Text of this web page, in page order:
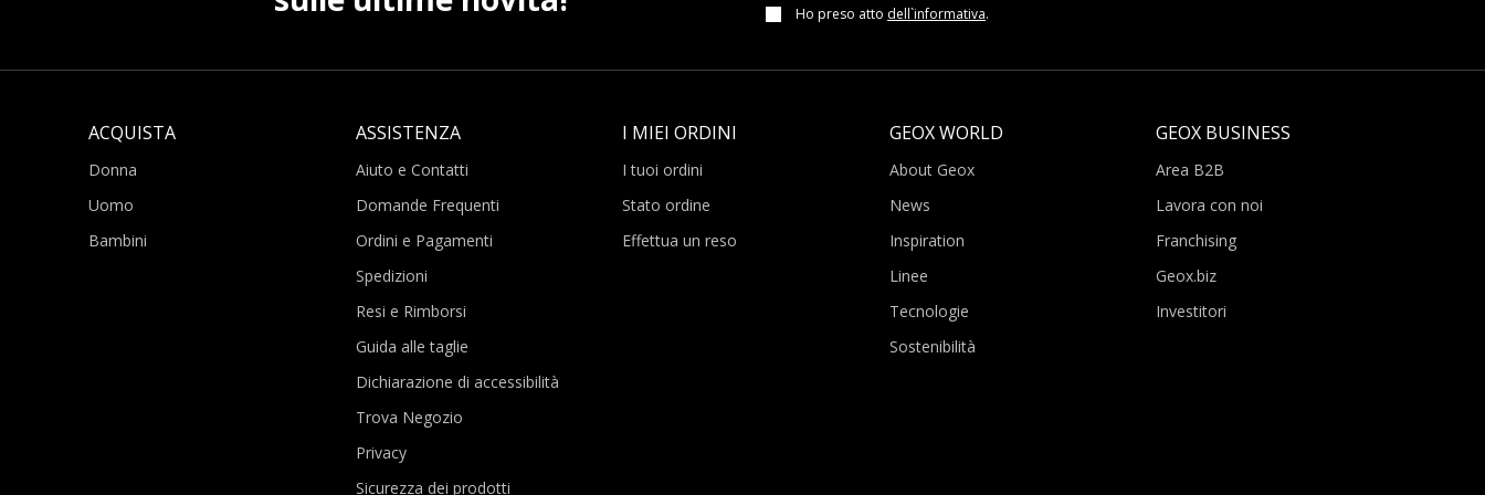
Ho preso atto dell`informativa.
ACQUISTA
Donna
Uomo
Bambini
ASSISTENZA
Aiuto e Contatti
Domande Frequenti
Ordini e Pagamenti
Spedizioni
Resi e Rimborsi
Guida alle taglie
Dichiarazione di accessibilità
Trova Negozio
Privacy
Sicurezza dei prodotti
I MIEI ORDINI
I tuoi ordini
Stato ordine
Effettua un reso
GEOX WORLD
About Geox
News
Inspiration
Linee
Tecnologie
Sostenibilità
GEOX BUSINESS
Area B2B
Lavora con noi
Franchising
Geox.biz
Investitori